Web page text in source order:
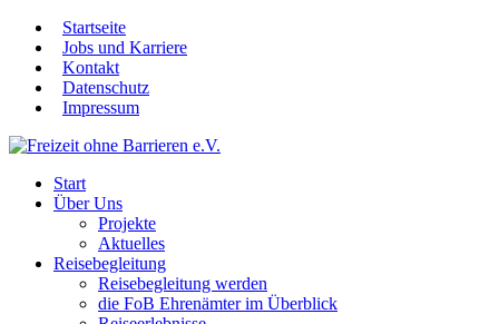
Startseite
Jobs und Karriere
Kontakt
Datenschutz
Impressum
Start
Über Uns
Projekte
Aktuelles
Reisebegleitung
Reisebegleitung werden
die FoB Ehrenämter im Überblick